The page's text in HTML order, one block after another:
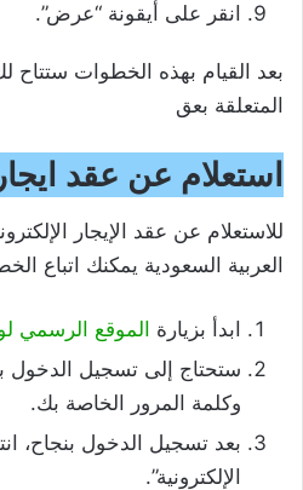
انقر على أيقونة “عرض”.
بعد القيام بهذه الخطوات ستتاح
المتعلقة بعق
استعلام عن عقد
للاستعلام عن عقد الإيجار
العربية السعودية يمكنك اتباع
ابدأ بزيارة الموقع الرسمي
ستحتاج إلى تسجيل الدخول
وكلمة المرور الخاصة بك.
بعد تسجيل الدخول بنجاح،
الإلكترونية”.